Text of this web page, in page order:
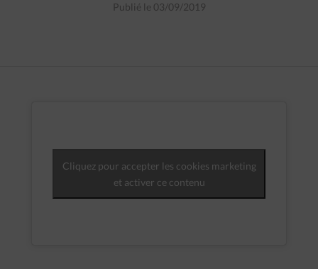
Publié le 03/09/2019
Cliquez pour accepter les cookies marketing
et activer ce contenu